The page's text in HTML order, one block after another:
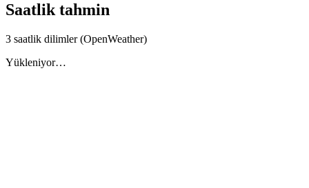
Saatlik tahmin
3 saatlik dilimler (OpenWeather)
Yükleniyor…